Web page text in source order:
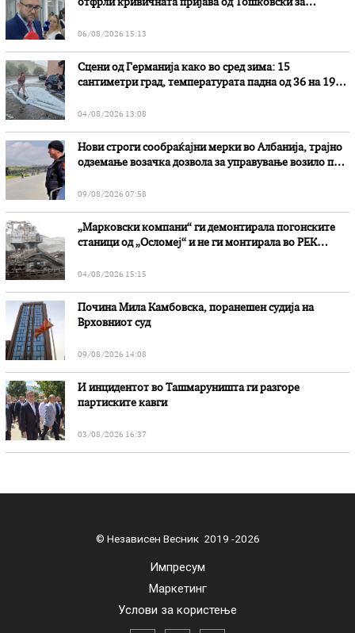
отфрли кривичната пријава од Тошковски за
06/08/2026 15:13
Сцени од Германија како во сред зима: 15
сантиметри град, температурата падна од 36 на 19
04/08/2026 13:08
Нови строги сообраќајни мерки во Aлбанија, трајно
одземање возачка дозвола за управување возило под
09/08/2026 07:58
„Марковски компани“ ги демонтирала погонските
станици од „Осломеј“ и не ги монтирала во РЕК
04/08/2026 15:15
Почина Мила Камбовска, поранешен судија на
Врховниот суд
09/08/2026 14:08
И инцидентот во Ташмаруништa ги разгоре
партиските кавги
03/08/2026 16:37
© Независен Весник 2019 -2026
Импресум
Маркетинг
Услови за користење